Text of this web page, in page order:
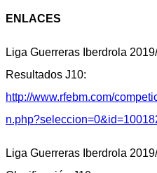
ENLACES
Liga Guerreras Iberdrola
Resultados J10:
http://www.rfebm.com/
Liga Guerreras Iberdrola